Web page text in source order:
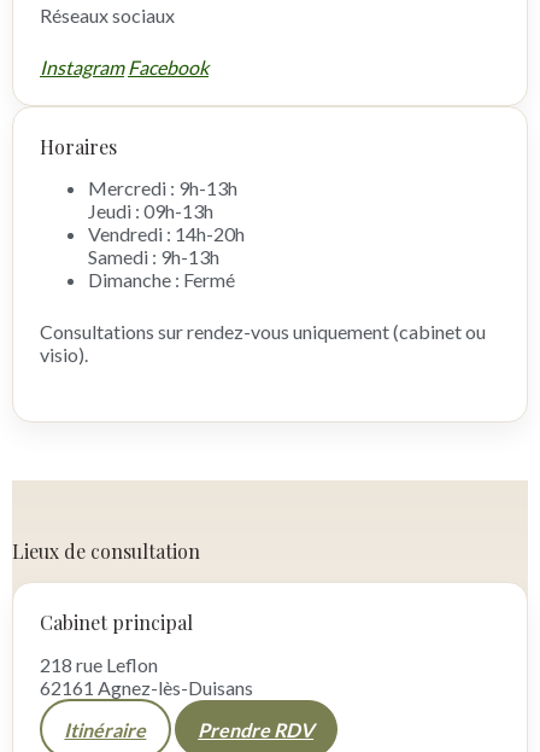
Réseaux sociaux
Instagram Facebook
Horaires
Mercredi : 9h-13h
Jeudi : 09h-13h
Vendredi : 14h-20h
Samedi : 9h-13h
Dimanche : Fermé
Consultations sur rendez-vous uniquement (cabinet ou
visio).
Lieux de consultation
Cabinet principal
218 rue Leflon
62161 Agnez-lès-Duisans
Itinéraire
Prendre RDV